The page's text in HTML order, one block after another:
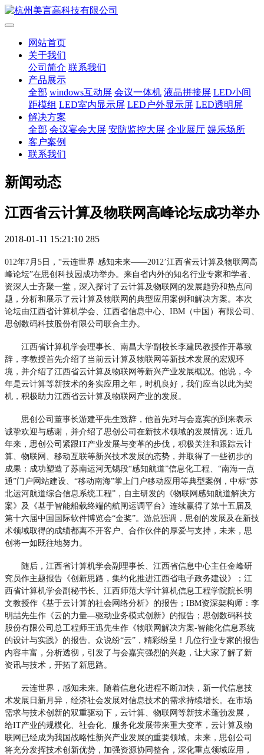
网站首页
关于我们
公司简介 联系我们
产品展示
全部 windows互动屏 会议一体机 液晶拼接屏 LED小间
距模组 LED室内显示屏 LED户外显示屏 LED透明屏
解决方案
全部 会议宴会大屏 安防监控大屏 企业展厅 娱乐场所
客户案例
联系我们
新闻动态
江西省云计算及物联网高峰论坛成功举办
2018-01-11 15:21:10 285
012年7月5日，“云连世界·感知未来——2012’江西省云计算及物联网高
峰论坛”在思创科技园成功举办。来自省内外的知名行业专家和学者、
资深人士齐聚一堂，深入探讨了云计算及物联网的发展趋势和热点问
题，分析和展示了云计算及物联网的典型应用案例和解决方案。本次
论坛由江西省计算机学会、江西省信息中心、IBM（中国）有限公司、
思创数码科技股份有限公司联合主办。
江西省计算机学会理事长、南昌大学副校长李建民教授作开幕致
辞，李教授首先介绍了当前云计算及物联网等新技术发展的宏观环
境，并介绍了江西省云计算及物联网等新兴产业发展概况。他说，今
年是云计算等新技术的务实应用之年，时机良好，我们应当以此为契
机，积极助力江西省云计算及物联网产业的发展。
思创公司董事长游建平先生致辞，他首先对与会嘉宾的到来表示
诚挚欢迎与感谢，并介绍了思创公司在新技术领域的发展情况：近几
年来，思创公司紧跟IT产业发展与变革的步伐，积极关注和跟踪云计
算、物联网、移动互联等新兴技术发展的态势，并取得了一些初步的
成果：成功塑造了苏南运河无锡段“感知航道”信息化工程、“南海一点
通”门户网站建设、“移动南海”掌上门户移动应用等典型案例，中标“苏
北运河航道综合信息系统工程”，自主研发的《物联网感知航道解决方
案》及《基于智能船载终端的航闸运调平台》连续赢得了第十五届及
第十六届中国国际软件博览会“金奖”。游总强调，思创的发展及在新技
术领域取得的成绩都离不开客户、合作伙伴的厚爱与支持，未来，思
创将一如既往地努力。
随后，江西省计算机学会副理事长、江西省信息中心主任金峰研
究员作主题报告《创新思路，集约化推进江西省电子政务建设》；江
西省计算机学会副秘书长、江西师范大学计算机信息工程学院院长明
文教授作《基于云计算的社会网络分析》的报告；IBM资深架构师：李
明喆先生作《云的力量—驱动业务模式创新》的报告；思创数码科技
股份有限公司总工程师王迅先生作《物联网解决方案-智能化信息系统
的设计与实践》的报告。众说纷“云”，精彩纷呈！几位行业专家的报告
内容丰富，分析透彻，引发了与会嘉宾强烈的兴趣，让大家了解了新
资讯与技术，开拓了新思路。
云连世界，感知未来。随着信息化进程不断加快，新一代信息技
术发展日新月异，经济社会发展对信息技术的需求持续增长。在市场
需求与技术创新的双重驱动下，云计算、物联网等新技术蓬勃发展，
给IT产业的规模化、社会化、服务化发展带来重大变革，云计算及物
联网已经成为我国战略性新兴产业发展的重要领域。未来，思创公司
将充分发挥技术创新优势，加强资源协同整合，深化重点领域应用，